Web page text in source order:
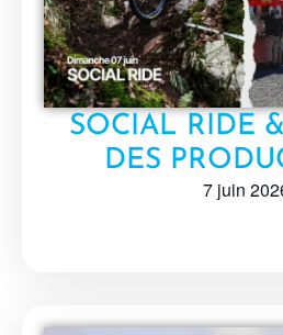
SOCIAL RIDE
DES
7 juin